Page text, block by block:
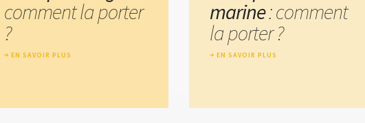
comment la porter
?
EN SAVOIR PLUS
marine: comment
la porter ?
EN SAVOIR PLUS